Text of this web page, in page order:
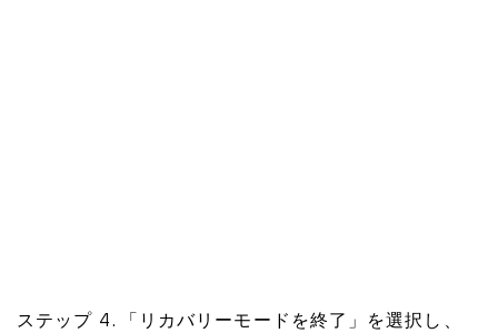
ステップ 4. 「リカバリーモードを終了」を選択し、